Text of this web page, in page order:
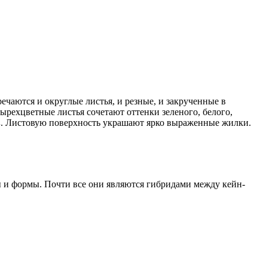
и округлые листья, и резные, и закрученные в
листья сочетают оттенки зеленого, белого,
Листовую поверхность украшают ярко выраженные жилки.
и формы. Почти все они являются гибридами между кейн-